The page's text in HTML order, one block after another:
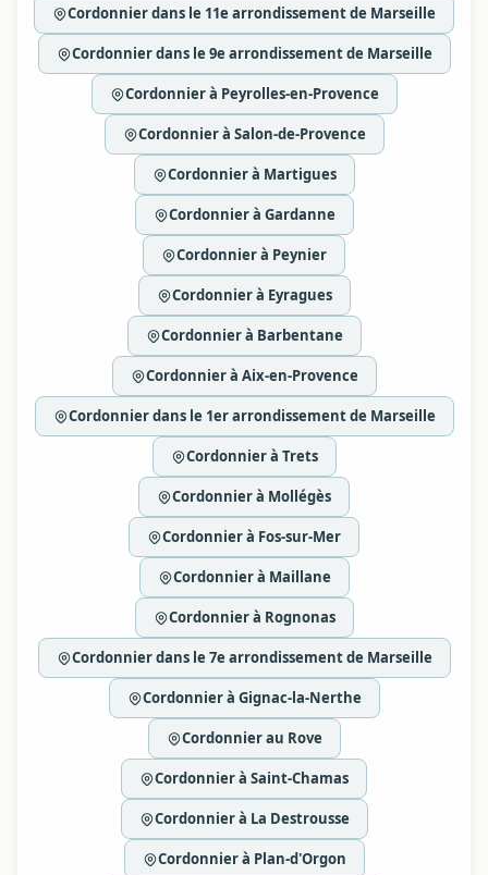
Cordonnier dans le 11e arrondissement de Marseille
Cordonnier dans le 9e arrondissement de Marseille
Cordonnier à Peyrolles-en-Provence
Cordonnier à Salon-de-Provence
Cordonnier à Martigues
Cordonnier à Gardanne
Cordonnier à Peynier
Cordonnier à Eyragues
Cordonnier à Barbentane
Cordonnier à Aix-en-Provence
Cordonnier dans le 1er arrondissement de Marseille
Cordonnier à Trets
Cordonnier à Mollégès
Cordonnier à Fos-sur-Mer
Cordonnier à Maillane
Cordonnier à Rognonas
Cordonnier dans le 7e arrondissement de Marseille
Cordonnier à Gignac-la-Nerthe
Cordonnier au Rove
Cordonnier à Saint-Chamas
Cordonnier à La Destrousse
Cordonnier à Plan-d'Orgon